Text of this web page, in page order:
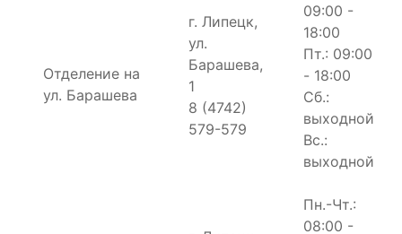
Отделение на
ул. Барашева
г. Липецк,
ул.
Барашева,
1
8 (4742)
579-579
09:00 -
18:00
Пт.: 09:00
- 18:00
Сб.:
выходной
Вс.:
выходной
Пн.-Чт.:
08:00 -